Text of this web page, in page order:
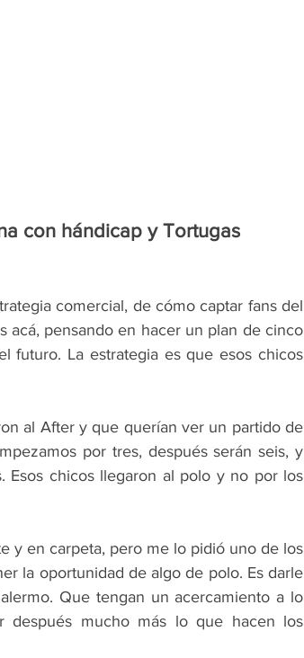
con hándicap y Tortugas
comercial, de cómo captar fans del
acá, pensando en hacer un plan de cinco
futuro. La estrategia es que esos chicos
al After y que querían ver un partido de
por tres, después serán seis, y
Esos chicos llegaron al polo y no por los
y en carpeta, pero me lo pidió uno de los
la oportunidad de algo de polo. Es darle
Que tengan un acercamiento a lo
mucho más lo que hacen los